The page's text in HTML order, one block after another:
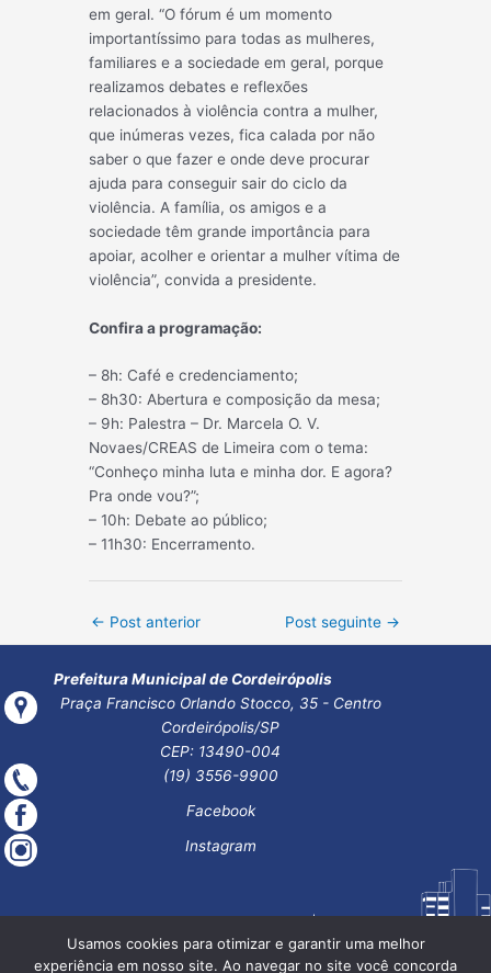
em geral. “O fórum é um momento
importantíssimo para todas as mulheres,
familiares e a sociedade em geral, porque
realizamos debates e reflexões
relacionados à violência contra a mulher,
que inúmeras vezes, fica calada por não
saber o que fazer e onde deve procurar
ajuda para conseguir sair do ciclo da
violência. A família, os amigos e a
sociedade têm grande importância para
apoiar, acolher e orientar a mulher vítima de
violência”, convida a presidente.
Confira a programação:
– 8h: Café e credenciamento;
– 8h30: Abertura e composição da mesa;
– 9h: Palestra – Dr. Marcela O. V.
Novaes/CREAS de Limeira com o tema:
“Conheço minha luta e minha dor. E agora?
Pra onde vou?”;
– 10h: Debate ao público;
– 11h30: Encerramento.
Post
← Post anterior Post seguinte →
Prefeitura Municipal de Cordeirópolis
Praça Francisco Orlando Stocco, 35 - Centro
Cordeirópolis/SP
CEP: 13490-004
(19) 3556-9900
Facebook
Instagram
Usamos cookies para otimizar e garantir uma melhor
experiência em nosso site. Ao navegar no site você concorda